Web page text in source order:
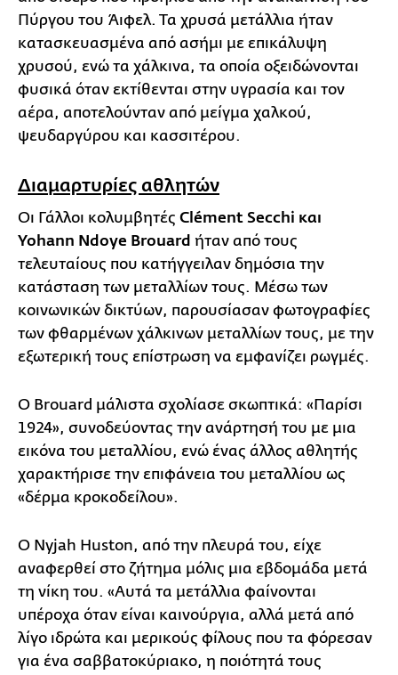
Πύργου του Άιφελ. Τα χρυσά μετάλλια ήταν
κατασκευασμένα από ασήμι με επικάλυψη
χρυσού, ενώ τα χάλκινα, τα οποία οξειδώνονται
φυσικά όταν εκτίθενται στην υγρασία και τον
αέρα, αποτελούνταν από μείγμα χαλκού,
ψευδαργύρου και κασσιτέρου.
Διαμαρτυρίες αθλητών
Οι Γάλλοι κολυμβητές Clément Secchi και
Yohann Ndoye Brouard ήταν από τους
τελευταίους που κατήγγειλαν δημόσια την
κατάσταση των μεταλλίων τους. Μέσω των
κοινωνικών δικτύων, παρουσίασαν φωτογραφίες
των φθαρμένων χάλκινων μεταλλίων τους, με την
εξωτερική τους επίστρωση να εμφανίζει ρωγμές.
Ο Brouard μάλιστα σχολίασε σκωπτικά: «Παρίσι
1924», συνοδεύοντας την ανάρτησή του με μια
εικόνα του μεταλλίου, ενώ ένας άλλος αθλητής
χαρακτήρισε την επιφάνεια του μεταλλίου ως
«δέρμα κροκοδείλου».
Ο Nyjah Huston, από την πλευρά του, είχε
αναφερθεί στο ζήτημα μόλις μια εβδομάδα μετά
τη νίκη του. «Αυτά τα μετάλλια φαίνονται
υπέροχα όταν είναι καινούργια, αλλά μετά από
λίγο ιδρώτα και μερικούς φίλους που τα φόρεσαν
για ένα σαββατοκύριακο, η ποιότητά τους